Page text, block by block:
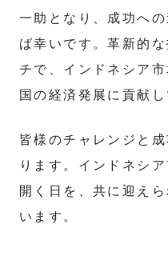
一助となり、成功へ
ば幸いです。革新的
チで、インドネシア
国の経済発展に貢献
皆様のチャレンジと
ります。インドネシ
開く日を、共に迎え
います。